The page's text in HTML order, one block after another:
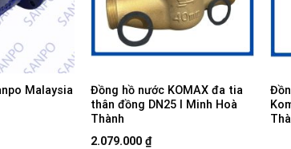
Malaysia
Đồng hồ nước KOMAX đa tia
thân đồng DN25 I Minh Hoà
Thành
2.079.000 ₫